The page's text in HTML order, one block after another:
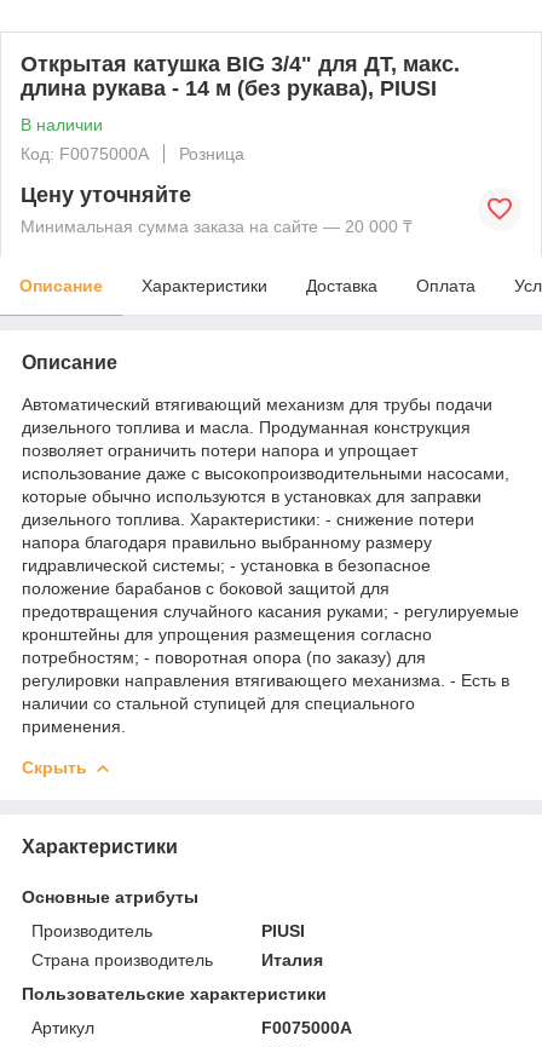
Открытая катушка BIG 3/4" для ДТ, макс.
длина рукава - 14 м (без рукава), PIUSI
В наличии
Код: F0075000A
Розница
Цену уточняйте
Минимальная сумма заказа на сайте — 20 000 ₸
Описание Характеристики Доставка Оплата
Описание
Автоматический втягивающий механизм для трубы подачи
дизельного топлива и масла. Продуманная конструкция
позволяет ограничить потери напора и упрощает
использование даже с высокопроизводительными насосами,
которые обычно используются в установках для заправки
дизельного топлива. Характеристики: - снижение потери
напора благодаря правильно выбранному размеру
гидравлической системы; - установка в безопасное
положение барабанов с боковой защитой для
предотвращения случайного касания руками; - регулируемые
кронштейны для упрощения размещения согласно
потребностям; - поворотная опора (по заказу) для
регулировки направления втягивающего механизма. - Есть в
наличии со стальной ступицей для специального
применения.
Скрыть
Характеристики
Основные атрибуты
Производитель
PIUSI
Страна производитель
Италия
Пользовательские характеристики
Артикул
F0075000A